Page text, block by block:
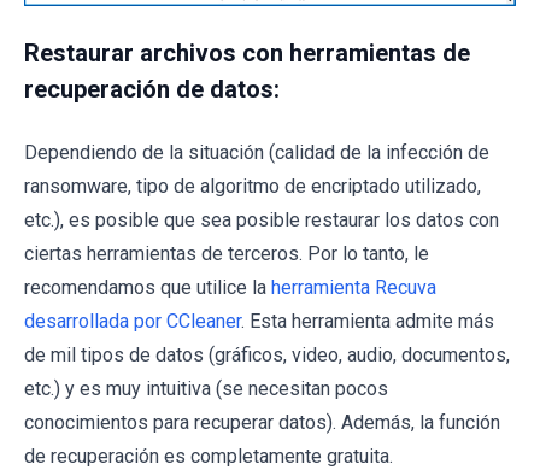
Restaurar archivos con herramientas de
recuperación de datos:
Dependiendo de la situación (calidad de la infección de
ransomware, tipo de algoritmo de encriptado utilizado,
etc.), es posible que sea posible restaurar los datos con
ciertas herramientas de terceros. Por lo tanto, le
recomendamos que utilice la herramienta Recuva
desarrollada por CCleaner. Esta herramienta admite más
de mil tipos de datos (gráficos, video, audio, documentos,
etc.) y es muy intuitiva (se necesitan pocos
conocimientos para recuperar datos). Además, la función
de recuperación es completamente gratuita.